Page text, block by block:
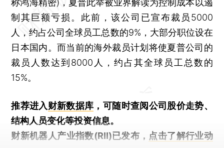
称鸿海精密)，夏普此举被业界解读为控制成本以遏
制其巨额亏损。此前，该公司已宣布裁员5000
人，约占公司全球员工总数的9%，大部分职位设在
日本国内。而当前的海外裁员计划将使夏普公司的
裁员人数达到8000人，约占其全球员工总数的
15%。
推荐进入财新数据库 ，可随时查阅公司股价走势、
结构人员变化等投资信息。
财新机器人产业指数(RII)已发布， 点击了解行业动